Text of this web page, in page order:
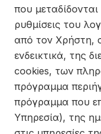
που
ρυθμίσεις του
από τον Χρήστη,
ενδεικτικά, της
cookies, των
πρόγραμμα
πρόγραμμα που
Υπηρεσία), της